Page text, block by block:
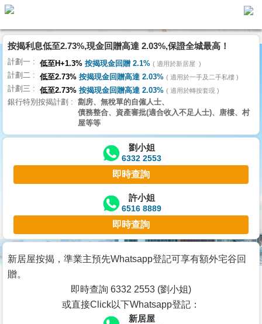
代
理
主
頁
搵
樓/
交
業
主
宅
谷
按
按揭利息低至2.73%,現金回贈高達 2.03%,保證全城最高！
計劃一 低至H+1.3% 按揭現金回贈 2.1% 適用於新居屋
計劃二 低至2.73% 按揭現金回贈高達 2.03% 適用於一手及二手私樓
計劃三 低至2.73% 按揭現金回贈高達 2.03% 適用於轉按套現
銀行特別按揭計劃
劏房、無稅單的自僱人士、
債務整合、資產審批(適合收入不足人士)、唐樓、村
屋等等
劉小姐
6332 2553
即時查詢
許小姐
6516 8889
即時查詢
新居屋按揭，準業主預先Whatsapp登記可享有額外宅谷回
贈。
即時查詢 6332 2553 (劉小姐)
或直接Click以下Whatsapp登記：
新居屋